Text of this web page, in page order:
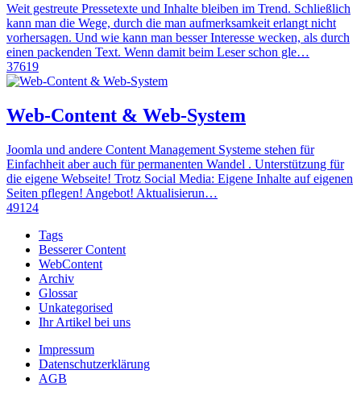
Weit gestreute Pressetexte und Inhalte bleiben im Trend. Schließlich
kann man die Wege, durch die man aufmerksamkeit erlangt nicht
vorhersagen. Und wie kann man besser Interesse wecken, als durch
einen packenden Text. Wenn damit beim Leser schon gle…
37619
Web-Content & Web-System
Joomla und andere Content Management Systeme stehen für
Einfachheit aber auch für permanenten Wandel . Unterstützung für
die eigene Webseite! Trotz Social Media: Eigene Inhalte auf eigenen
Seiten pflegen! Angebot! Aktualisierun…
49124
Tags
Besserer Content
WebContent
Archiv
Glossar
Unkategorised
Ihr Artikel bei uns
Impressum
Datenschutzerklärung
AGB